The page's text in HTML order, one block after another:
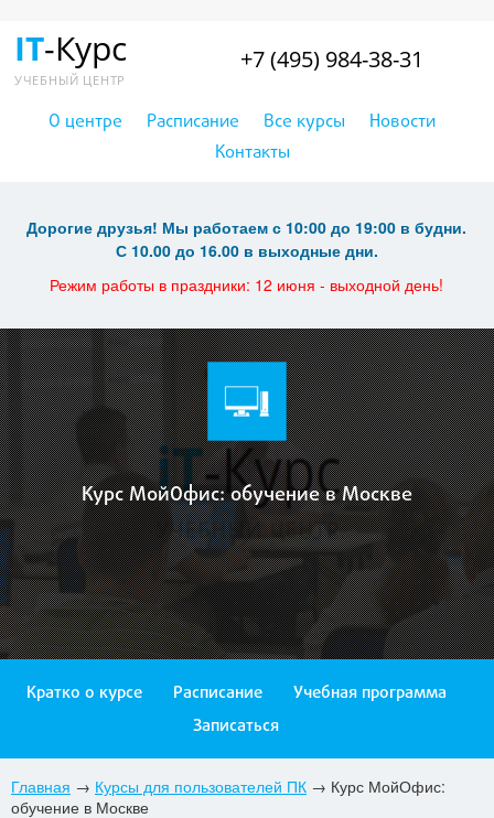
IT-Курс
УЧЕБНЫЙ ЦЕНТР
О центре Расписание Все курсы
Новости
Контакты
+7 (495) 984-38-31
Дорогие друзья! Мы работаем с 10:00 до 19:00 в будни.
С 10.00 до 16.00 в выходные дни.
Режим работы в праздники: 12 июня - выходной день!
Курс МойОфис: обучение в Москве
Кратко о курсе Расписание
Учебная программа
Записаться
Главная → Курсы для пользователей ПК → Курс МойОфис:
обучение в Москве